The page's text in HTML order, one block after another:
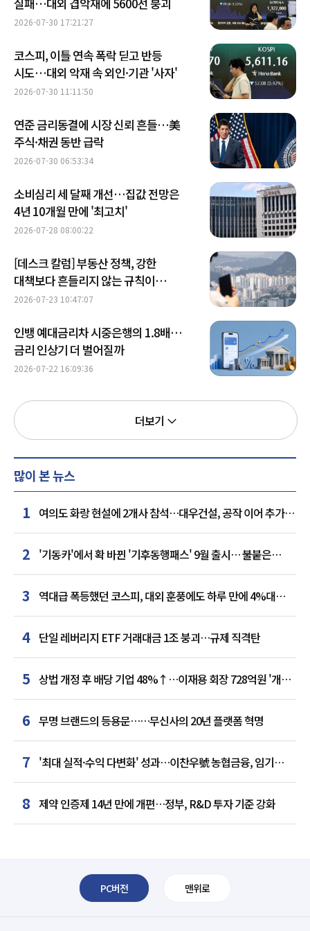
2026-07-30 17:21:27
코스피, 이틀 연속 폭락 딛고 반등
시도…대외 악재 속 외인·기관 '사자'
2026-07-30 11:11:50
연준 금리동결에 시장 신뢰 흔들…美
주식·채권 동반 급락
2026-07-30 06:53:34
소비심리 세 달째 개선…집값 전망은
4년 10개월 만에 '최고치'
2026-07-28 08:00:22
[데스크 칼럼] 부동산 정책, 강한
대책보다 흔들리지 않는 규칙이
필요하다
2026-07-23 10:47:07
인뱅 예대금리차 시중은행의 1.8배…
금리 인상기 더 벌어질까
2026-07-22 16:09:36
더보기
많이 본 뉴스
1 여의도 화랑 현설에 2개사 참석…대우건설, 공작 이어 추가
거점 확보하나
2 '기동카'에서 확 바뀐 '기후동행패스' 9월 출시… 불붙은
카드사 경쟁
3
역대급 폭등했던 코스피, 대외 훈풍에도 하루 만에 4%대
급락
4 단일 레버리지 ETF 거래대금 1조 붕괴…규제 직격탄
5 상법 개정 후 배당 기업 48%↑…이재용 회장 728억원 '개인
최다'
6 무명 브랜드의 등용문……무신사의 20년 플랫폼 혁명
7 '최대 실적·수익 다변화' 성과…이찬우號 농협금융, 임기
말년 성장 박차
8 제약 인증제 14년 만에 개편…정부, R&D 투자 기준 강화
PC버전 맨위로